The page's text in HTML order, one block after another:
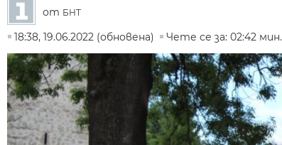
от БНТ
18:38, 19.06.2022 (обновена)
Чете се за: 02:42 мин.